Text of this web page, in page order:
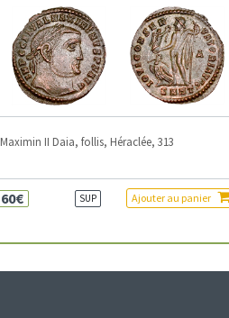
Maximin II Daia, follis, Héraclée, 313
60€ SUP Ajouter au panier